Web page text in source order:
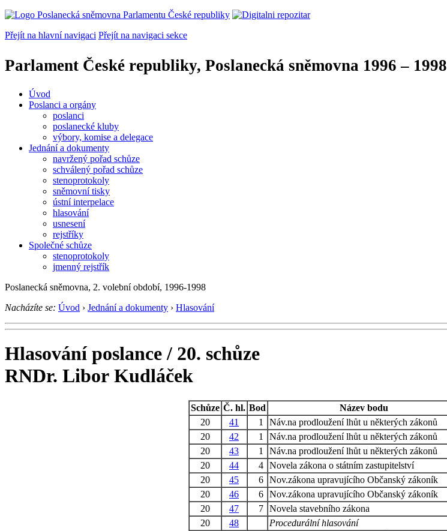
Přejít na hlavní navigaci Přejít na navigaci sekce
Parlament České republiky, Poslanecká sněmovna 1996 – 1998
Úvod
Poslanci a orgány
poslanci
poslanecké kluby
výbory, komise a delegace
Jednání a dokumenty
navržený pořad schůze
schválený pořad schůze
stenoprotokoly
sněmovní tisky
ústní interpelace
hlasování
usnesení
rejstříky
Společné schůze
stenoprotokoly
jmenný rejstřík
Poslanecká sněmovna, 2. volební období, 1996-1998
Nacházíte se: Úvod › Jednání a dokumenty › Hlasování
Hlasování poslance / 20. schůze
RNDr. Libor Kudláček
Schůze Č. hl. Bod Název bodu
20
41 1 Náv.na prodloužení lhůt u některých zákonů
20
42 1 Náv.na prodloužení lhůt u některých zákonů
20
43 1 Náv.na prodloužení lhůt u některých zákonů
20
44 4 Novela zákona o státním zastupitelství
20
45 6 Nov.zákona upravujícího Občanský zákoník
20
46 6 Nov.zákona upravujícího Občanský zákoník
20
47 7 Novela stavebního zákona
20
48 Procedurální hlasování